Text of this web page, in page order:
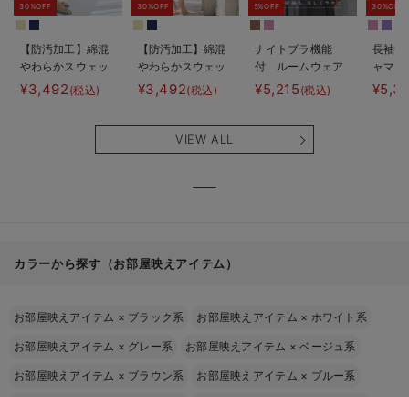
30%OFF
【防汚加工】綿混
やわらかスウェッ
ト半袖ティアード
ネグリジェ マタ
¥3,492 (税込)
30%OFF
【防汚加工】綿混
やわらかスウェッ
ト半袖フレアワン
ピース マタニテ
も長く使える】
¥3,492(税込)
5%OFF
ナイトブラ機能
付 ルームウェア
にもなる授乳キャ
ミソール
¥5,215 (税込)
30%OFF
長袖サ
ャマ
ェー
VIEW ALL
カラーから探す（お部屋映えアイテム）
お部屋映えアイテム × ブラック系 お部屋映えアイテム × ホワイト系
お部屋映えアイテム × グレー系 お部屋映えアイテム ×ベージュ系
お部屋映えアイテム × ブラウン系 お部屋映えアイテム × ブルー系